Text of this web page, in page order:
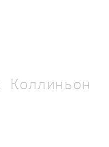
Коллиньон